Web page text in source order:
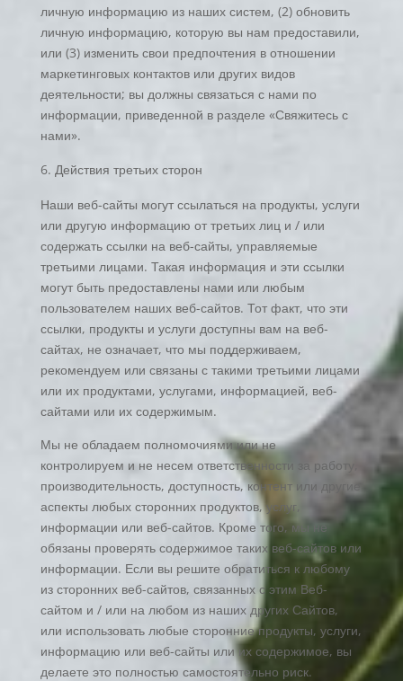
личную информацию из наших систем, (2) обновить
личную информацию, которую вы нам предоставили,
или (3) изменить свои предпочтения в отношении
маркетинговых контактов или других видов
деятельности; вы должны связаться с нами по
информации, приведенной в разделе «Свяжитесь с
нами».
Действия третьих сторон
Наши веб-сайты могут ссылаться на продукты, услуги
или другую информацию от третьих лиц и / или
содержать ссылки на веб-сайты, управляемые
третьими лицами. Такая информация и эти ссылки
могут быть предоставлены нами или любым
пользователем наших веб-сайтов. Тот факт, что эти
ссылки, продукты и услуги доступны вам на веб-
сайтах, не означает, что мы поддерживаем,
рекомендуем или связаны с такими третьими лицами
или их продуктами, услугами, информацией, веб-
сайтами или их содержимым.
Мы не обладаем полномочиями или не
контролируем и не несем ответственности за работу,
производительность, доступность, контент или другие
аспекты любых сторонних продуктов, услуг,
информации или веб-сайтов. Кроме того, мы не
обязаны проверять содержимое таких веб-сайтов или
информации. Если вы решите обратиться к любому
из сторонних веб-сайтов, связанных с этим Веб-
сайтом и / или на любом из наших других Сайтов,
или использовать любые сторонние продукты, услуги,
информацию или веб-сайты или их содержимое, вы
делаете это полностью самостоятельно риск.